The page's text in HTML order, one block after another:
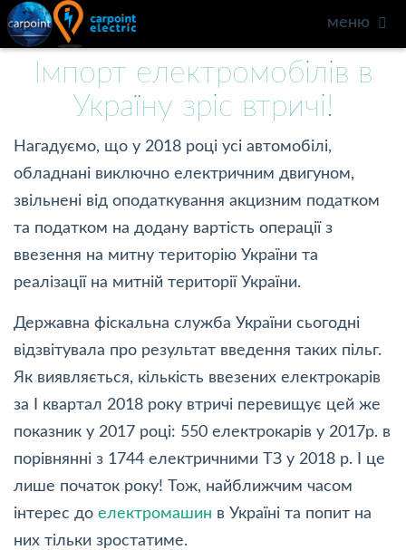
меню
Імпорт електромобілів в
Україну зріс втричі!
Нагадуємо, що у 2018 році усі автомобілі,
обладнані виключно електричним двигуном,
звільнені від оподаткування акцизним податком
та податком на додану вартість операції з
ввезення на митну територію України та
реалізації на митній території України.
Державна фіскальна служба України сьогодні
відзвітувала про результат введення таких пільг.
Як виявляється, кількість ввезених електрокарів
за I квартал 2018 року втричі перевищує цей же
показник у 2017 році: 550 електрокарів у 2017р. в
порівнянні з 1744 електричними ТЗ у 2018 р. І це
лише початок року! Тож, найближчим часом
інтерес до електромашин в Україні та попит на
них тільки зростатиме.